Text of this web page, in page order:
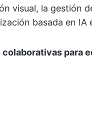
visual, la gestión
basada en IA
colaborativas para